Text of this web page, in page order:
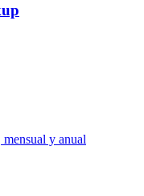
y anual